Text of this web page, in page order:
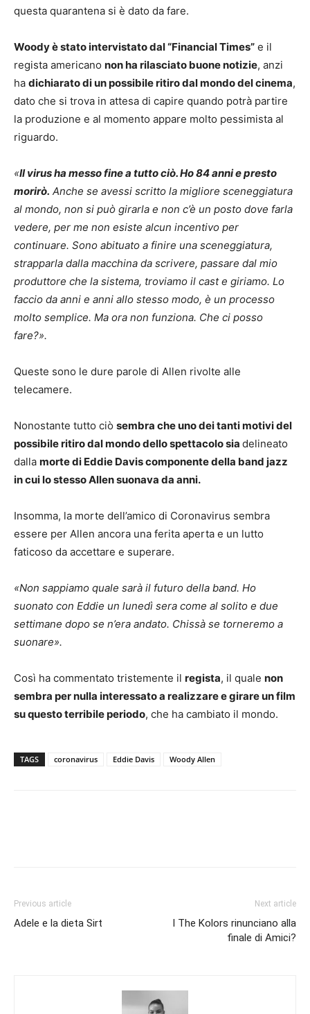
questa quarantena si è dato da fare.
Woody è stato intervistato dal “Financial Times” e il
regista americano non ha rilasciato buone notizie, anzi
ha dichiarato di un possibile ritiro dal mondo del cinema,
dato che si trova in attesa di capire quando potrà partire
la produzione e al momento appare molto pessimista al
riguardo.
«Il virus ha messo fine a tutto ciò. Ho 84 anni e presto
morirò. Anche se avessi scritto la migliore sceneggiatura
al mondo, non si può girarla e non c’è un posto dove farla
vedere, per me non esiste alcun incentivo per
continuare. Sono abituato a finire una sceneggiatura,
strapparla dalla macchina da scrivere, passare dal mio
produttore che la sistema, troviamo il cast e giriamo. Lo
faccio da anni e anni allo stesso modo, è un processo
molto semplice. Ma ora non funziona. Che ci posso
fare?».
Queste sono le dure parole di Allen rivolte alle
telecamere.
Nonostante tutto ciò sembra che uno dei tanti motivi del
possibile ritiro dal mondo dello spettacolo sia delineato
dalla morte di Eddie Davis componente della band jazz
in cui lo stesso Allen suonava da anni.
Insomma, la morte dell’amico di Coronavirus sembra
essere per Allen ancora una ferita aperta e un lutto
faticoso da accettare e superare.
«Non sappiamo quale sarà il futuro della band. Ho
suonato con Eddie un lunedì sera come al solito e due
settimane dopo se n’era andato. Chissà se torneremo a
suonare».
Così ha commentato tristemente il regista, il quale non
sembra per nulla interessato a realizzare e girare un film
su questo terribile periodo, che ha cambiato il mondo.
TAGS coronavirus Eddie Davis Woody Allen
Previous article
Adele e la dieta Sirt
Next article
I The Kolors rinunciano alla
finale di Amici?